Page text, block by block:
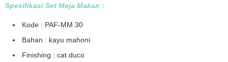
Spesifikasi Set Meja Makan :
Kode : PAF-MM 30
Bahan : kayu mahoni
Finishing : cat duco